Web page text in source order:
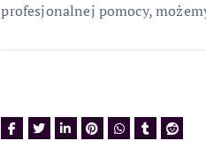
profesjonalnej pomocy,